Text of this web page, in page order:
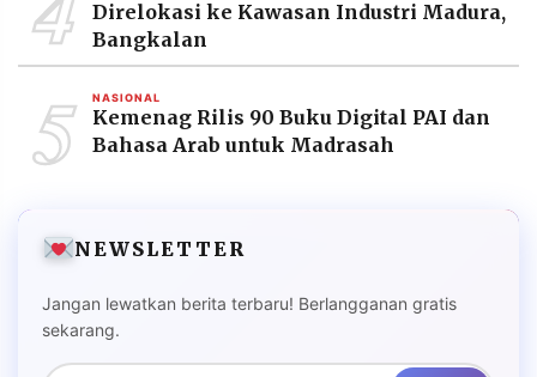
Direlokasi ke Kawasan Industri Madura,
Bangkalan
5 NASIONAL
Kemenag Rilis 90 Buku Digital PAI dan
Bahasa Arab untuk Madrasah
NEWSLETTER
Jangan lewatkan berita terbaru! Berlangganan gratis
sekarang.